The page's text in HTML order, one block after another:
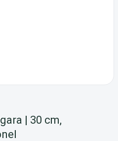
| 30 cm,